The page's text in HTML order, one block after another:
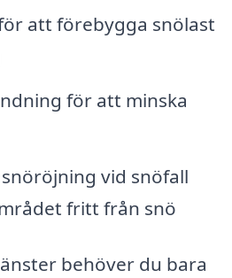
att förebygga snölast
för att minska
vid snöfall
fritt från snö
behöver du bara